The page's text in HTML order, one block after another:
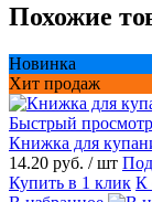
Похожие
Новинка
Хит продаж
Быстрый просмотр
Книжка для
14.20 руб. / шт
Купить в 1 клик К